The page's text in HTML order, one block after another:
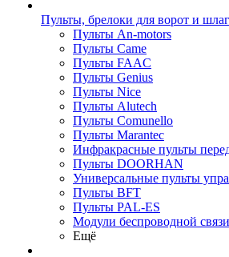
Пульты, брелоки для ворот и
Пульты An-motors
Пульты Came
Пульты FAAC
Пульты Genius
Пульты Nice
Пульты Alutech
Пульты Сomunello
Пульты Marantec
Инфракрасные пульты
Пульты DOORHAN
Универсальные пульты
Пульты BFT
Пульты PAL-ES
Модули беспроводной
Ещё